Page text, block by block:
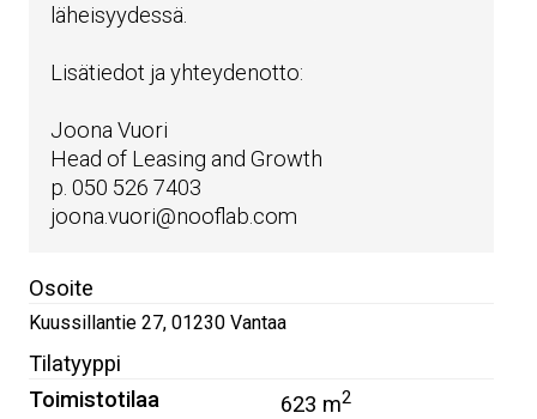
läheisyydessä.
Lisätiedot ja yhteydenotto:
Joona Vuori
Head of Leasing and Growth
p. 050 526 7403
joona.vuori@nooflab.com
Osoite
Kuussillantie 27, 01230 Vantaa
Tilatyyppi
Toimistotilaa
623 m2